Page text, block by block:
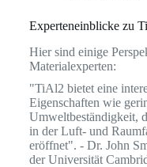
Experteneinblicke zu
Hier sind einige
Materialexperten:
"TiAl2 bietet eine
Eigenschaften wie
Umweltbeständigkeit,
in der Luft- und
eröffnet". - Dr. John
der Universität